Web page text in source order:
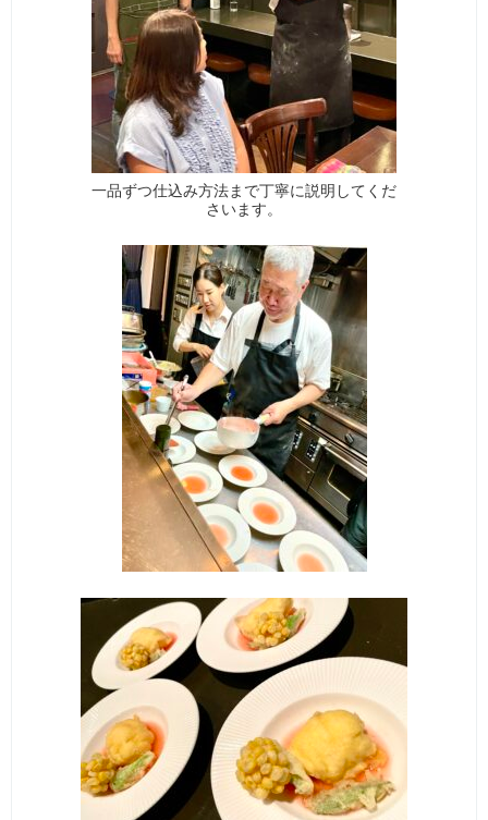
一品ずつ仕込み方法まで丁寧に説明してくだ
さいます。